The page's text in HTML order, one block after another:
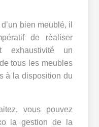
bien meublé, il
de réaliser
exhaustivité un
tous les meubles
à la disposition du
vous pouvez
la gestion de la